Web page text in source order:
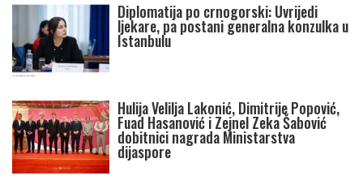
Diplomatija po crnogorski: Uvrijedi
ljekare, pa postani generalna konzulka u
Istanbulu
Hulija Velilja Lakonić, Dimitrije Popović,
Fuad Hasanović i Zejnel Zeka Šabović
dobitnici nagrada Ministarstva
dijaspore